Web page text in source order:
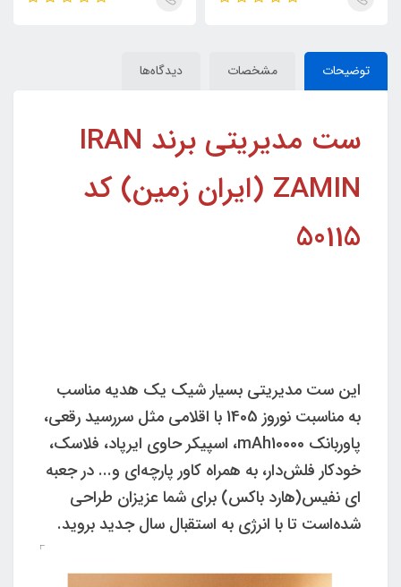
توضیحات مشخصات دیدگاه‌ها
ست مدیریتی برند IRAN
ZAMIN (ایران زمین) کد
50115
این ست مدیریتی بسیار شیک یک هدیه مناسب
به مناسبت نوروز 1405 با اقلامی مثل سررسید رقعی،
پاوربانک mAh10000، اسپیکر حاوی ایرپاد، فلاسک،
خودکار فلش‌دار، به همراه کاور پارچه‌ای و... در جعبه
ای نفیس(هارد باکس) برای شما عزیزان طراحی
شده‌است تا با انرژی به استقبال سال جدید بروید.